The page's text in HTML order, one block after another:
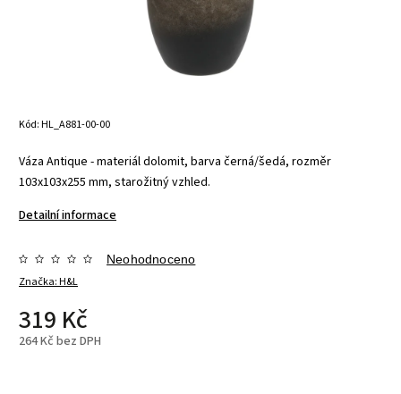
Kód:HL_A881-00-00
Váza Antique - materiál dolomit, barva černá/šedá, rozměr
103x103x255 mm, starožitný vzhled.
Detailní informace
Značka:H&L
Neohodnoceno
319 Kč
264 Kč bez DPH